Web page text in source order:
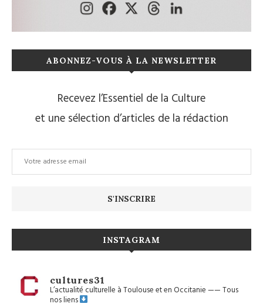
ABONNEZ-VOUS À LA NEWSLETTER
Recevez l’Essentiel de la Culture
et une sélection d’articles de la rédaction
INSTAGRAM
cultures31
L’actualité culturelle à Toulouse et en Occitanie——Tous
nos liens